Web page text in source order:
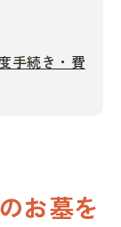
手続き・費
お墓を